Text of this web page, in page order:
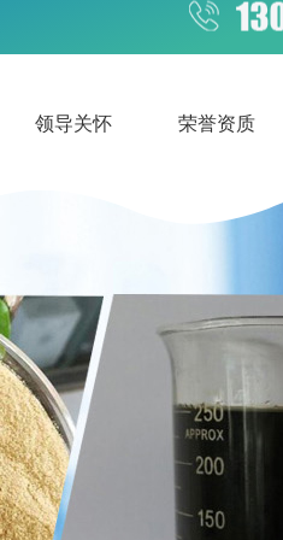
领导关怀 荣誉资质